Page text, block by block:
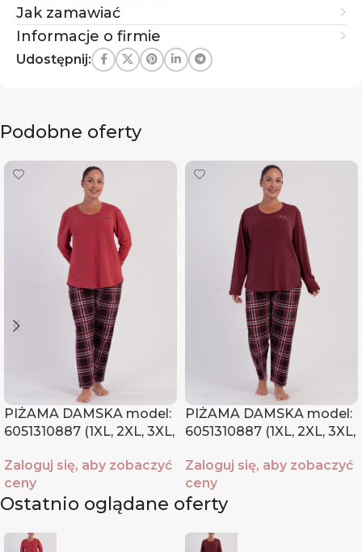
Jak zamawiać
Informacje o firmie
Udostępnij:
Podobne oferty
PIŻAMA DAMSKA model:
6051310887 (1XL, 2XL, 3XL,
Zaloguj się, aby zobaczyć
ceny
PIŻAMA DAMSKA model:
6051310887 (1XL, 2XL, 3XL,
Zaloguj się, aby zobaczyć
ceny
Ostatnio oglądane oferty